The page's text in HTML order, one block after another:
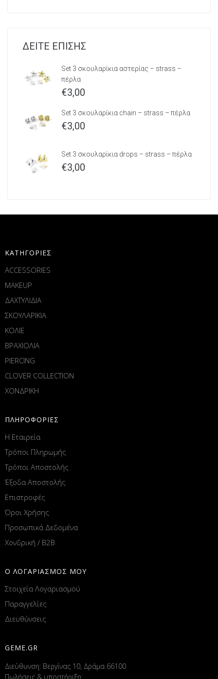
ΔΕΙΤΕ ΕΠΙΣΗΣ
Set 3 σκουλαρίκια αστερίας – strass –
πέρλα
€3,00
Set 3 σκουλαρίκια chain – strass – πέρλα
€3,00
Set 3 σκουλαρίκια drops – strass – πέρλα
€3,00
ΚΑΤΗΓΟΡΙΕΣ
ACCESSORIES
MAKEUP
ΔΑΧΤΥΛΙΔΙΑ
ΣΚΟΥΛΑΡΙΚΙΑ
ΚΟΛΙΕ
ΒΡΑΧΙΟΛΙΑ
PIERCING
CLOVER COLLECTION
ΧΟΝΔΡΙΚΗ
ΠΛΗΡΟΦΟΡΙΕΣ
Η Εταιρεία
Τρόποι Πληρωμής
Τρόποι Αποστολής
Έξοδα Αποστολής
Επιστροφές
Όροι Χρήσης
Προσωπικά Δεδομένα
Χονδρική / B2B
Ο ΛΟΓΑΡΙΑΣΜΟΣ ΜΟΥ
Στοιχεία Λογαριασμού
Παραγγελίες
Διευθύνσεις
GEME.GR
Διεύθυνση: Βεργίνας 10, Δράμα 66100
Πωλήσεις & υποστήριξη: